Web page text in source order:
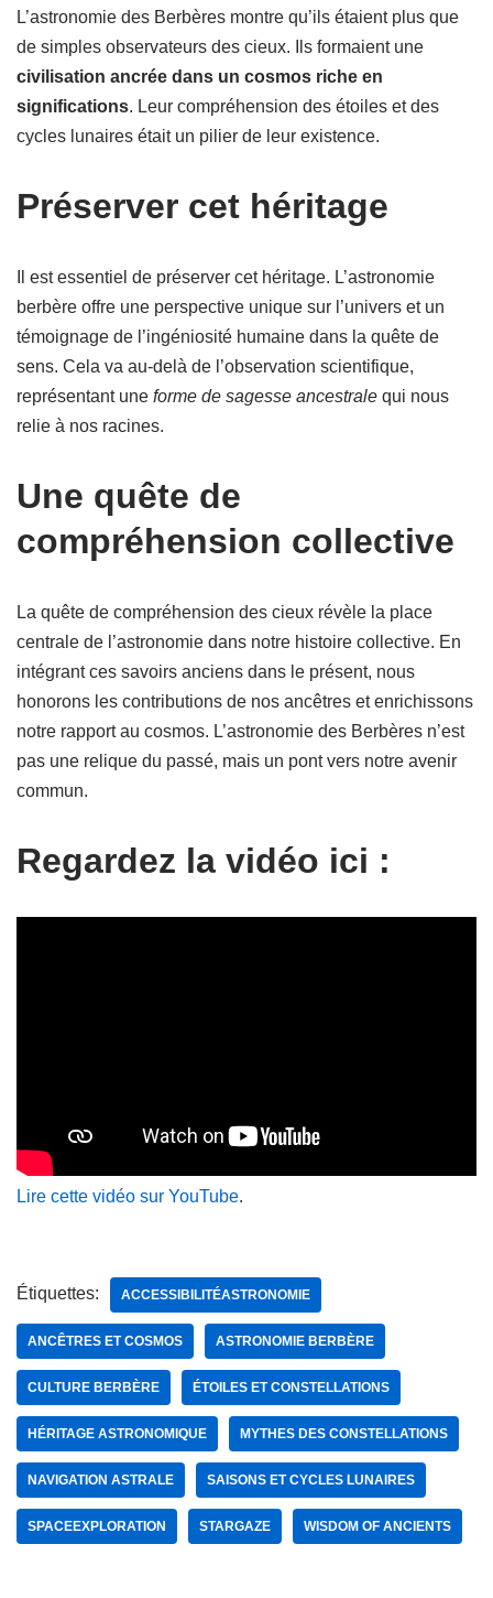
L’astronomie des Berbères montre qu’ils étaient plus que
de simples observateurs des cieux. Ils formaient une
civilisation ancrée dans un cosmos riche en
significations. Leur compréhension des étoiles et des
cycles lunaires était un pilier de leur existence.
Préserver cet héritage
Il est essentiel de préserver cet héritage. L’astronomie
berbère offre une perspective unique sur l’univers et un
témoignage de l’ingéniosité humaine dans la quête de
sens. Cela va au-delà de l’observation scientifique,
représentant une forme de sagesse ancestrale qui nous
relie à nos racines.
Une quête de
compréhension collective
La quête de compréhension des cieux révèle la place
centrale de l’astronomie dans notre histoire collective. En
intégrant ces savoirs anciens dans le présent, nous
honorons les contributions de nos ancêtres et enrichissons
notre rapport au cosmos. L’astronomie des Berbères n’est
pas une relique du passé, mais un pont vers notre avenir
commun.
Regardez la vidéo ici :
Lire cette vidéo sur YouTube.
Étiquettes: ACCESSIBILITÉASTRONOMIE
ANCÊTRES ET COSMOS ASTRONOMIE BERBÈRE
CULTURE BERBÈRE ÉTOILES ET CONSTELLATIONS
HÉRITAGE ASTRONOMIQUE MYTHES DES CONSTELLATIONS
NAVIGATION ASTRALE SAISONS ET CYCLES LUNAIRES
SPACEEXPLORATION STARGAZE WISDOM OF ANCIENTS